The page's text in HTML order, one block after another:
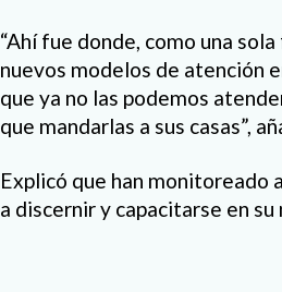
“Ahí fue donde, como una
nuevos modelos de atención
que ya no las podemos
que mandarlas a sus casas”,
Explicó que han monitoreado
a discernir y capacitarse en su